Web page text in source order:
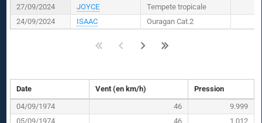
27/09/2024
JOYCE
Tempete tropicale
24/09/2024
ISAAC Ouragan Cat.2
Date Vent (en km/h)
Pression
04/09/1974
46
9.999
05/09/1974
46
1.012